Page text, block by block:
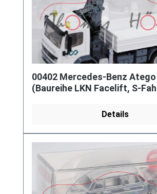
00402 Mercedes-Benz
(Baureihe LKN Facelift, S-
Details